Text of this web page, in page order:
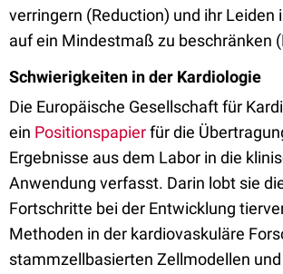
verringern (Reduction) und ihr Leiden
auf ein Mindestmaß zu beschränken
Schwierigkeiten in der Kardiologie
Die Europäische Gesellschaft für
ein Positionspapierfür die
Ergebnisse aus dem Labor in die
Anwendung verfasst. Darin lobt sie
Fortschritte bei der Entwicklung
Methoden in der kardiovaskuläre
stammzellbasierten Zellmodellen